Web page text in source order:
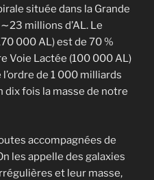
située dans la Grande
millions d’AL. Le
000 AL) est de 70 %
Voie Lactée (100 000 AL)
de 1 000 milliards
fois la masse de notre
accompagnées de
les appelle des galaxies
et leur masse,